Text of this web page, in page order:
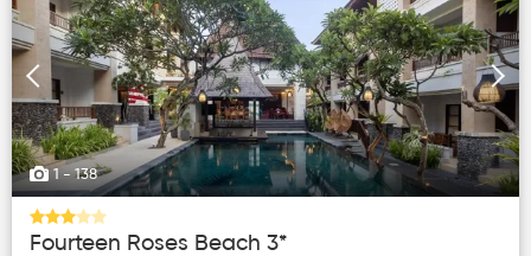
1 - 138
Следующая
Fourteen Roses Beach 3*